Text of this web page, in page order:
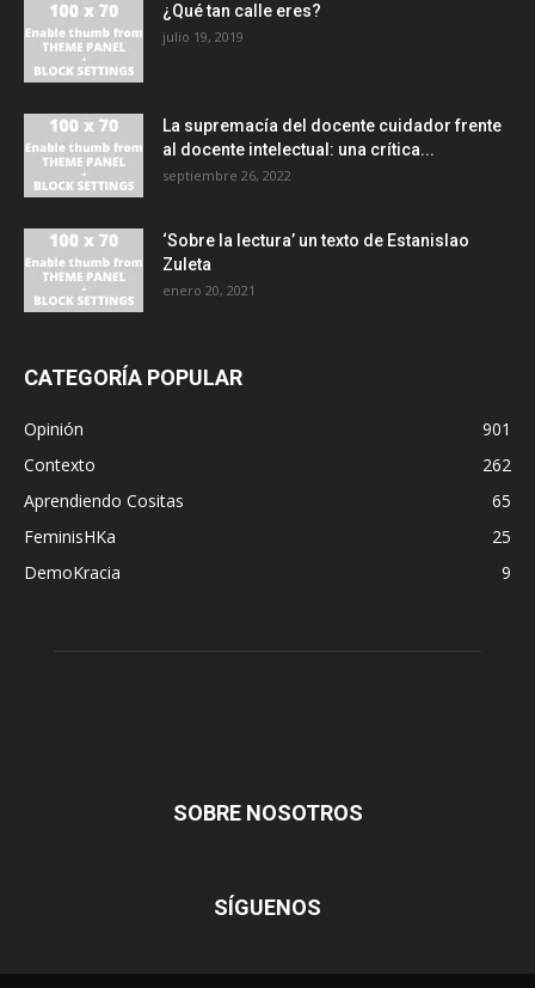
¿Qué tan calle eres?
julio 19, 2019
La supremacía del docente cuidador frente
al docente intelectual: una crítica...
septiembre 26, 2022
‘Sobre la lectura’ un texto de Estanislao
Zuleta
enero 20, 2021
CATEGORÍA POPULAR
Opinión
901
Contexto
262
Aprendiendo Cositas
65
FeminisHKa
25
DemoKracia
9
SOBRE NOSOTROS
SÍGUENOS